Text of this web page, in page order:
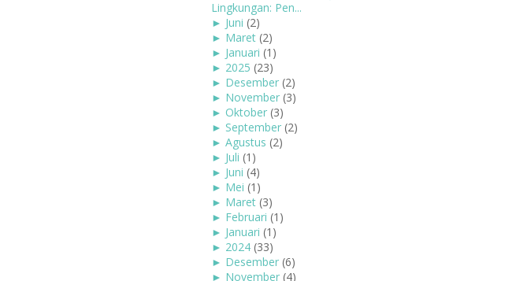
Lingkungan: Pen...
► Juni (2)
► Maret (2)
► Januari (1)
► 2025 (23)
► Desember (2)
► November (3)
► Oktober (3)
► September (2)
► Agustus (2)
► Juli (1)
► Juni (4)
► Mei (1)
► Maret (3)
► Februari (1)
► Januari (1)
► 2024 (33)
► Desember (6)
► November (4)